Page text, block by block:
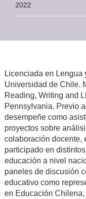
2022
Licenciada en Lengua
Universidad de Chile.
Reading, Writing and
Pennsylvania. Previo
desempeñe como
proyectos sobre
colaboración docente,
participado en
educación a nivel
paneles de discusión
educativo como
en Educación